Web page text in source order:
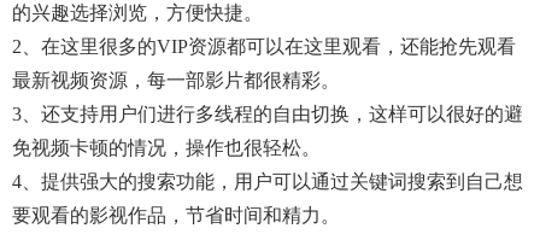
的兴趣选择浏览，方便快捷。
2、在这里很多的VIP资源都可以在这里观看，还能抢先观看
最新视频资源，每一部影片都很精彩。
3、还支持用户们进行多线程的自由切换，这样可以很好的避
免视频卡顿的情况，操作也很轻松。
4、提供强大的搜索功能，用户可以通过关键词搜索到自己想
要观看的影视作品，节省时间和精力。